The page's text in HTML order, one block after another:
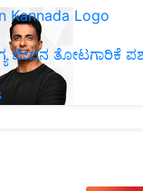
ಜೀವನ ತೋಟಗಾರಿಕೆ